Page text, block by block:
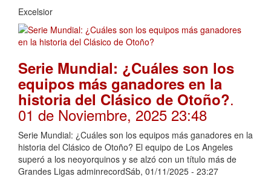
Excelsior
Serie Mundial: ¿Cuáles son los
equipos más ganadores en la
historia del Clásico de Otoño?.
01 de Noviembre, 2025 23:48
Serie Mundial: ¿Cuáles son los equipos más ganadores en la
historia del Clásico de Otoño? El equipo de Los Angeles
superó a los neoyorquinos y se alzó con un título más de
Grandes Ligas adminrecordSáb, 01/11/2025 - 23:27